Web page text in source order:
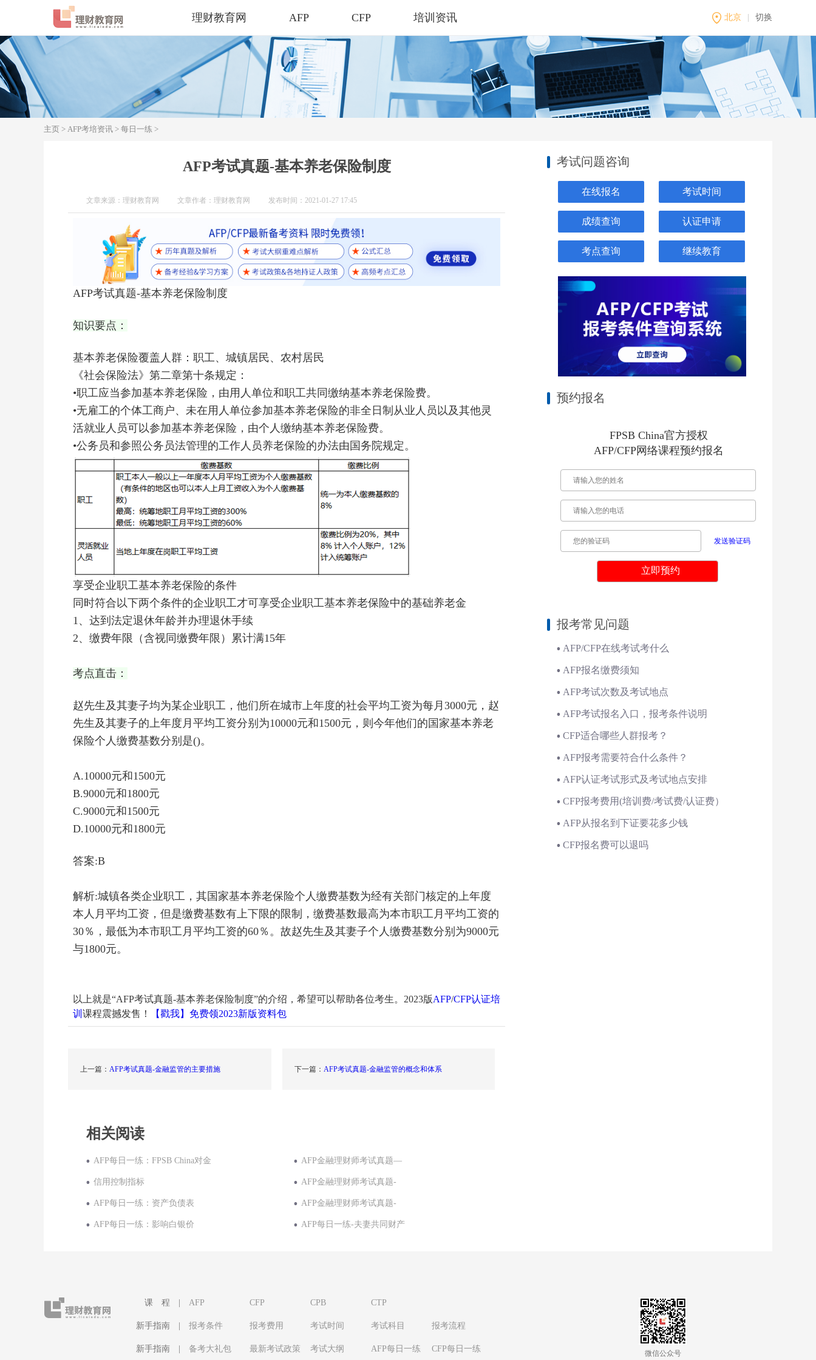
理财教育网 AFP CFP 培训资讯 北京 切换
主页 > AFP考培资讯 > 每日一练 >
AFP考试真题-基本养老保险制度
文章来源：理财教育网 文章作者：理财教育网 发布时间：2021-01-27 17:45
AFP考试真题-基本养老保险制度
知识要点：
基本养老保险覆盖人群：职工、城镇居民、农村居民
《社会保险法》第二章第十条规定：
•职工应当参加基本养老保险，由用人单位和职工共同缴纳基本养老保险费。
•无雇工的个体工商户、未在用人单位参加基本养老保险的非全日制从业人员以及其他灵
活就业人员可以参加基本养老保险，由个人缴纳基本养老保险费。
•公务员和参照公务员法管理的工作人员养老保险的办法由国务院规定。
享受企业职工基本养老保险的条件
同时符合以下两个条件的企业职工才可享受企业职工基本养老保险中的基础养老金
1、达到法定退休年龄并办理退休手续
2、缴费年限（含视同缴费年限）累计满15年
考点直击：
赵先生及其妻子均为某企业职工，他们所在城市上年度的社会平均工资为每月3000元，赵
先生及其妻子的上年度月平均工资分别为10000元和1500元，则今年他们的国家基本养老
保险个人缴费基数分别是()。
A.10000元和1500元
B.9000元和1800元
C.9000元和1500元
D.10000元和1800元
答案:B
解析:城镇各类企业职工，其国家基本养老保险个人缴费基数为经有关部门核定的上年度
本人月平均工资，但是缴费基数有上下限的限制，缴费基数最高为本市职工月平均工资的
30％，最低为本市职工月平均工资的60％。故赵先生及其妻子个人缴费基数分别为9000元
与1800元。
以上就是“AFP考试真题-基本养老保险制度”的介绍，希望可以帮助各位考生。2023版AFP/CFP认证培
训 课程震撼发售！ 【戳我】免费领2023新版资料包
上一篇： AFP考试真题-金融监管的主要措施 下一篇： AFP考试真题-金融监管的概念和体系
相关阅读
AFP每日一练：FPSB China对金 AFP金融理财师考试真题—
信用控制指标 AFP金融理财师考试真题-
AFP每日一练：资产负债表 AFP金融理财师考试真题-
AFP每日一练：影响白银价 AFP每日一练-夫妻共同财产
考试问题咨询
在线报名 考试时间
成绩查询 认证申请
考点查询 继续教育
预约报名
FPSB China官方授权
AFP/CFP网络课程预约报名
报考常见问题
AFP/CFP在线考试考什么
AFP报名缴费须知
AFP考试次数及考试地点
AFP考试报名入口，报考条件说明
CFP适合哪些人群报考？
AFP报考需要符合什么条件？
AFP认证考试形式及考试地点安排
CFP报考费用(培训费/考试费/认证费）
AFP从报名到下证要花多少钱
CFP报名费可以退吗
课 程 AFP CFP CPB CTP
新手指南 报考条件 报考费用 考试时间 考试科目 报考流程
新手指南 备考大礼包 最新考试政策 考试大纲 AFP每日一练 CFP每日一练 微信公众号